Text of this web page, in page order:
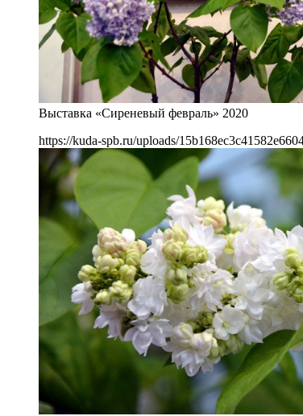
Выставка «Сиреневый февраль» 2020
https://kuda-spb.ru/uploads/